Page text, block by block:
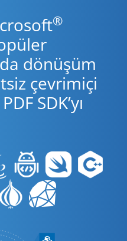
®
dönüşüm
çevrimiçi
SDK’yı